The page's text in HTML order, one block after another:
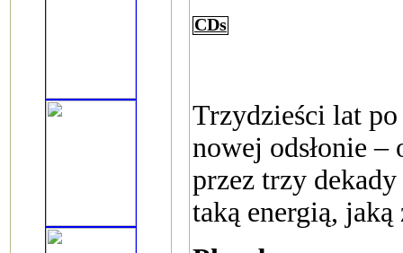
CDs
Trzydzieści lat
nowej odsłonie –
przez trzy
taką energią, jaką